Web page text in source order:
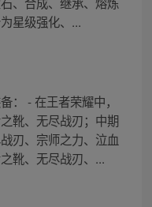
星级强化、...
： - 在王者荣耀中，
靴、无尽战刃；中期
刃、宗师之力、泣血
靴、无尽战刃、...